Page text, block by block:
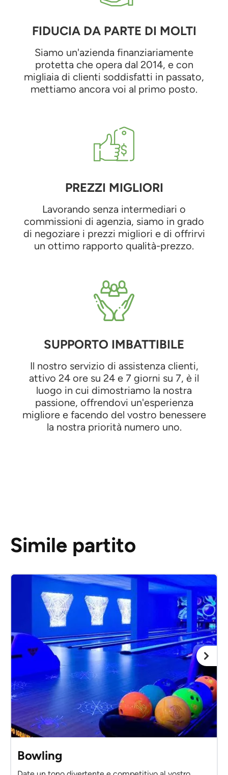
FIDUCIA DA PARTE DI MOLTI
Siamo un'azienda finanziariamente
protetta che opera dal 2014, e con
migliaia di clienti soddisfatti in passato,
mettiamo ancora voi al primo posto.
PREZZI MIGLIORI
Lavorando senza intermediari o
commissioni di agenzia, siamo in grado
di negoziare i prezzi migliori e di offrirvi
un ottimo rapporto qualità-prezzo.
SUPPORTO IMBATTIBILE
Il nostro servizio di assistenza clienti,
attivo 24 ore su 24 e 7 giorni su 7, è il
luogo in cui dimostriamo la nostra
passione, offrendovi un'esperienza
migliore e facendo del vostro benessere
la nostra priorità numero uno.
Simile partito
Bowling